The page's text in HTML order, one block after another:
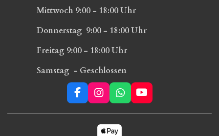
Mittwoch 9:00 - 18:00 Uhr
Donnerstag 9:00 - 18:00 Uhr
Freitag 9:00 - 18:00 Uhr
Samstag - Geschlossen
F
a
c
I
n
s
t
W
h
a
t
Y
o
u